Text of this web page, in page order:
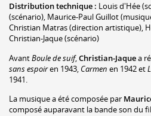
Distribution technique : Louis d'Hée
(scénario), Maurice-Paul Guillot
Christian Matras(direction artistique),
Christian-Jaque(scénario)
AvantBoule de suif,Christian-Jaquea
sans espoiren 1943, Carmen en 1942 et
1941.
La musique a été composée par
composé auparavant la bande son du